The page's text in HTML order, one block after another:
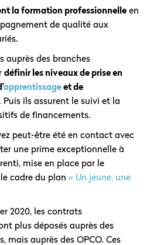
la formation professionnelle en
de qualité aux
auprès des branches
définir les niveaux de prise en
apprentissageet de
. Puis ils assurent le suivi et la
de financements.
peut-être été en contact avec
une prime exceptionnelle à
mise en place par le
cadre du plan « Un jeune, une
2020, les contrats
plus déposés auprès des
mais auprès des OPCO. Ces